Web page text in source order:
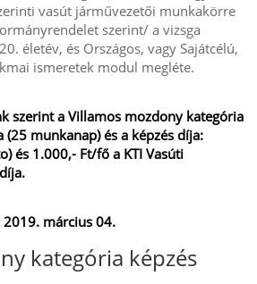
vasút járművezetői munkakörre
szerint/ a vizsga
életév, és Országos, vagy Sajátcélú,
ismeretek modul megléte.
szerint a Villamos mozdony kategória
(25 munkanap) és a képzés díja:
és 1.000,- Ft/fő a KTI Vasúti
2019. március 04.
kategória képzés